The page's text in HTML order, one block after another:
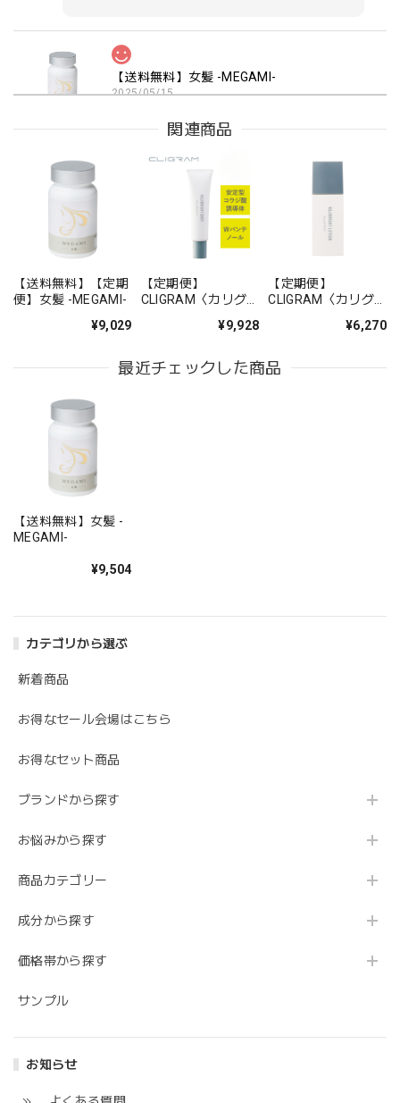
カテゴリから選ぶ
新着商品
お得なセール会場はこちら
お得なセット商品
ブランドから探す
お悩みから探す
商品カテゴリー
成分から探す
価格帯から探す
サンプル
お知らせ
【送料無料】女髪 -MEGAMI-
2025/05/15
似たような他社品よりこちらが効果ありました！ 続けたい
と思います
較して、こちらの商品がご満足いただけたとの
いただけると幸いです！
関連商品
【送料無料】【定期
便】女髪 -MEGAMI-
¥9,029
【定期便】
CLIGRAM〈カリグ
¥9,928
【定期便】
CLIGRAM〈カリグ
LOTION （コジブラ
¥6,270
最近チェックした商品
【送料無料】女髪 -
MEGAMI-
¥9,504